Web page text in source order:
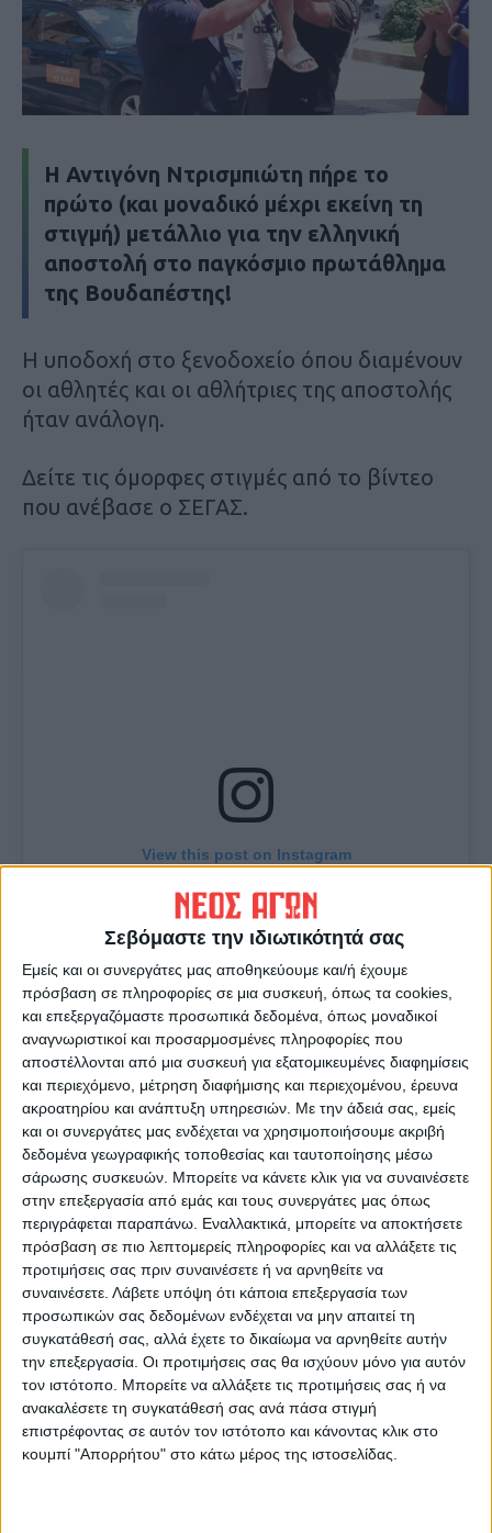
Σεβόμαστε την ιδιωτικότητά σας
Εμείς και οι συνεργάτες μας αποθηκεύουμε και/ή έχουμε
πρόσβαση σε πληροφορίες σε μια συσκευή, όπως τα cookies,
και επεξεργαζόμαστε προσωπικά δεδομένα, όπως μοναδικοί
αναγνωριστικοί και προσαρμοσμένες πληροφορίες που
αποστέλλονται από μια συσκευή για εξατομικευμένες διαφημίσεις
και περιεχόμενο, μέτρηση διαφήμισης και περιεχομένου, έρευνα
ακροατηρίου και ανάπτυξη υπηρεσιών. Με την άδειά σας, εμείς
και οι συνεργάτες μας ενδέχεται να χρησιμοποιήσουμε ακριβή
δεδομένα γεωγραφικής τοποθεσίας και ταυτοποίησης μέσω
σάρωσης συσκευών. Μπορείτε να κάνετε κλικ για να συναινέσετε
στην επεξεργασία από εμάς και τους συνεργάτες μας όπως
περιγράφεται παραπάνω. Εναλλακτικά, μπορείτε να αποκτήσετε
πρόσβαση σε πιο λεπτομερείς πληροφορίες και να αλλάξετε τις
προτιμήσεις σας πριν συναινέσετε ή να αρνηθείτε να
συναινέσετε. Λάβετε υπόψη ότι κάποια επεξεργασία των
προσωπικών σας δεδομένων ενδέχεται να μην απαιτεί τη
συγκατάθεσή σας, αλλά έχετε το δικαίωμα να αρνηθείτε αυτήν
την επεξεργασία. Οι προτιμήσεις σας θα ισχύουν μόνο για αυτόν
τον ιστότοπο. Μπορείτε να αλλάξετε τις προτιμήσεις σας ή να
ανακαλέσετε τη συγκατάθεσή σας ανά πάσα στιγμή
επιστρέφοντας σε αυτόν τον ιστότοπο και κάνοντας κλικ στο
κουμπί "Απορρήτου" στο κάτω μέρος της ιστοσελίδας.
Η Αντιγόνη Ντρισμπιώτη πήρε το
πρώτο (και μοναδικό μέχρι εκείνη τη
στιγμή) μετάλλιο για την ελληνική
αποστολή στο παγκόσμιο πρωτάθλημα
της Βουδαπέστης!
Η υποδοχή στο ξενοδοχείο όπου διαμένουν
οι αθλητές και οι αθλήτριες της αποστολής
ήταν ανάλογη.
Δείτε τις όμορφες στιγμές από το βίντεο
που ανέβασε ο ΣΕΓΑΣ.
View this post on Instagram
A post shared by SEGAS (@segas.gr)
Τελευταίες Ειδήσεις Σήμερα
Ακολούθησε την εφημερίδα ΝΕΟΣ
ΑΓΩΝ στο Google News!
Όλες οι εξελίξεις στην περιοχή της
Καρδίτσας και ευρύτερα της Θεσσαλίας
ΠΡΟΗΓΟΥΜΕΝΟ ΑΡΘΡΟ
Ηγεσία ΥππΑΤ από τον ΤΟΕΒ
ΕΠΟΜΕΝΟ ΑΡΘΡΟ
Οι παρεμβάσεις στην πλατεία